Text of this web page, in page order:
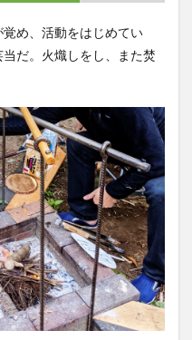
め、活動をはじめてい
だ。火熾しをし、また焚